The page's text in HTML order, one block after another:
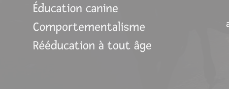
Éducation canine
Comportementalisme
Rééducation à tout âge